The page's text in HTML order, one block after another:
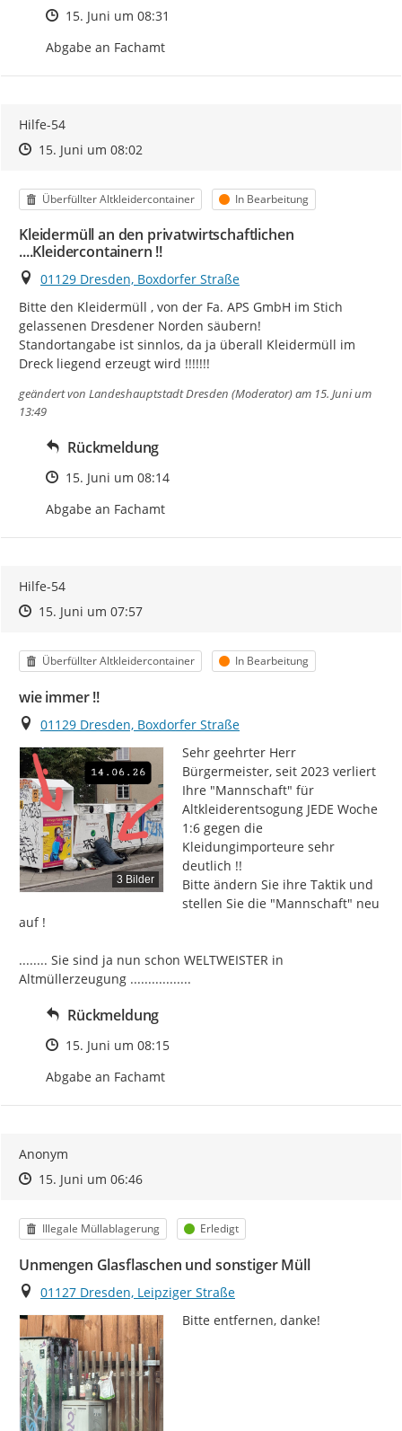
Zeitpunkt des Erstellens
15. Juni um 08:31
Abgabe an Fachamt
Hilfe-54
Zeitpunkt des Erstellens
Zeitpunkt des Erstellens
15. Juni um 08:02Zur Äußerung
Kategorie
Überfüllter Altkleidercontainer Status
In Bearbeitung
Kleidermüll an den privatwirtschaftlichen
....Kleidercontainern !!
Ort
01129 Dresden, Boxdorfer Straße
Bitte den Kleidermüll , von der Fa. APS GmbH im Stich
gelassenen Dresdener Norden säubern!
Standortangabe ist sinnlos, da ja überall Kleidermüll im
Dreck liegend erzeugt wird !!!!!!!
geändert von Landeshauptstadt Dresden (Moderator)am 15. Juni um
13:49
Rückmeldung
Zeitpunkt des Erstellens
15. Juni um 08:14
Abgabe an Fachamt
Hilfe-54
Zeitpunkt des Erstellens
Zeitpunkt des Erstellens
15. Juni um 07:57Zur Äußerung
Kategorie
Überfüllter Altkleidercontainer Status
In Bearbeitung
wie immer !!
Ort
01129 Dresden, Boxdorfer Straße
3 Bilder
Sehr geehrter Herr
Bürgermeister, seit 2023 verliert
Ihre "Mannschaft" für
Altkleiderentsogung JEDE Woche
1:6 gegen die
Kleidungimporteure sehr
deutlich !!
Bitte ändern Sie ihre Taktik und
stellen Sie die "Mannschaft" neu
auf !
........ Sie sind ja nun schon WELTWEISTER in
Altmüllerzeugung .................
Rückmeldung
Zeitpunkt des Erstellens
15. Juni um 08:15
Abgabe an Fachamt
Anonym
Zeitpunkt des Erstellens
Zeitpunkt des Erstellens
15. Juni um 06:46Zur Äußerung
Kategorie
Illegale Müllablagerung Status
Erledigt
Unmengen Glasflaschen und sonstiger Müll
Ort
01127 Dresden, Leipziger Straße
Bitte entfernen, danke!